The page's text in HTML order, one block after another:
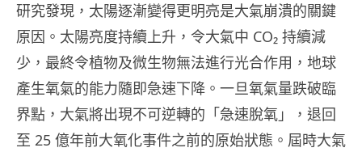
研究發現，太陽逐漸變得更明亮是大氣崩潰的關鍵
原因。太陽亮度持續上升，令大氣中 CO₂ 持續減
少，最終令植物及微生物無法進行光合作用，地球
產生氧氣的能力隨即急速下降。一旦氧氣量跌破臨
界點，大氣將出現不可逆轉的「急速脫氧」，退回
至 25 億年前大氧化事件之前的原始狀態。屆時大氣